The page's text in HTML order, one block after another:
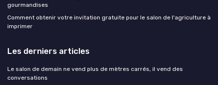
gourmandises
Comment obtenir votre invitation gratuite pour le salon de l'agriculture à
imprimer
Les derniers articles
Le salon de demain ne vend plus de mètres carrés, il vend des
conversations